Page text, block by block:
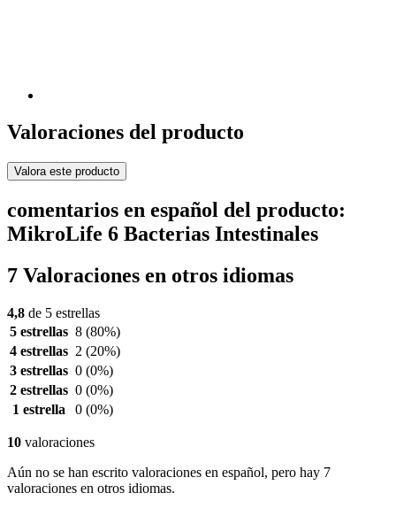
Valoraciones del producto
Valora este producto
comentarios en español del producto:
MikroLife 6 Bacterias Intestinales
7 Valoraciones en otros idiomas
4,8 de 5 estrellas
5 estrellas 8 (80%)
4 estrellas 2 (20%)
3 estrellas 0 (0%)
2 estrellas 0 (0%)
1 estrella
0 (0%)
10 valoraciones
Aún no se han escrito valoraciones en español, pero hay 7
valoraciones en otros idiomas.